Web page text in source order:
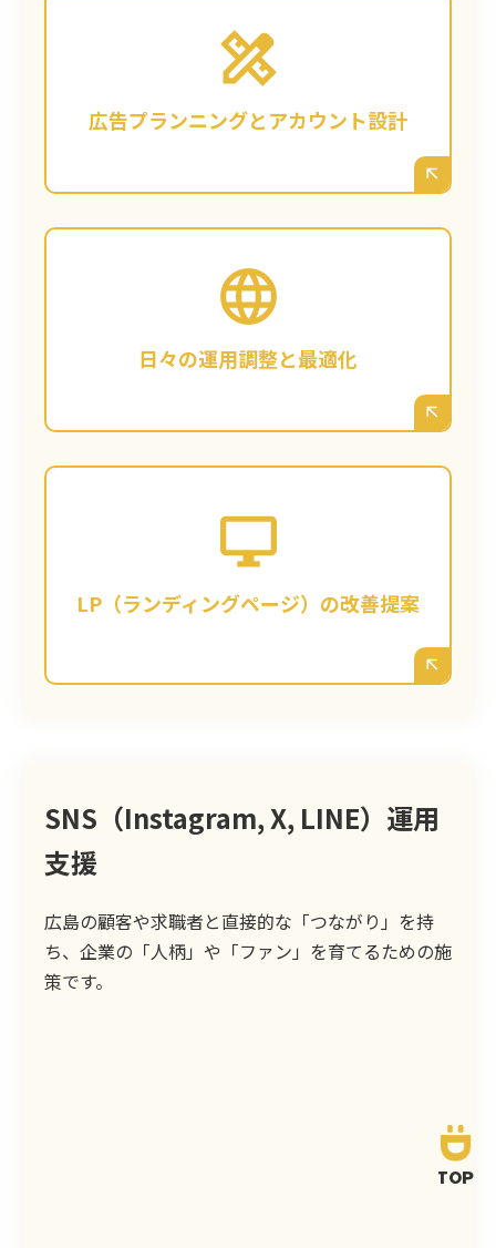
広告プランニングとアカウント設計
お客様の目的（集客・採用など）とご予算に
基づき、Googleリスティング広告、
Facebook/Instagram広告など、広島のター
ゲットに最も響く媒体を選定。無駄のないア
カウント構成を設計します。
日々の運用調整と最適化
広告は「出してから」が本番です。どのキー
ワードが成果に繋がったか、どの広告文がク
リックされたか、広島のどの時間帯に反応が
し、入札単価やターゲティングをリアルタイ
ムで調整。成果を最大化します。
LP（ランディングページ）の改善提案
広告のクリック先となるLP（ランディングペ
ージ）の改善も同時にご提案します。「広告
文言とLPのキャッチコピーを一致させる」
「広島の顧客限定のオファーを目立たせる」
ストも実施します。
SNS（Instagram, X, LINE）運用
支援
広島の顧客や求職者と直接的な「つながり」を持
ち、企業の「人柄」や「ファン」を育てるための施
策です。
TOP